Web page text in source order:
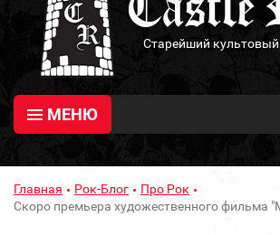
Старейший
МЕНЮ
Главная Рок-Блог
Про Рок
Скоро премьера художественного фильма